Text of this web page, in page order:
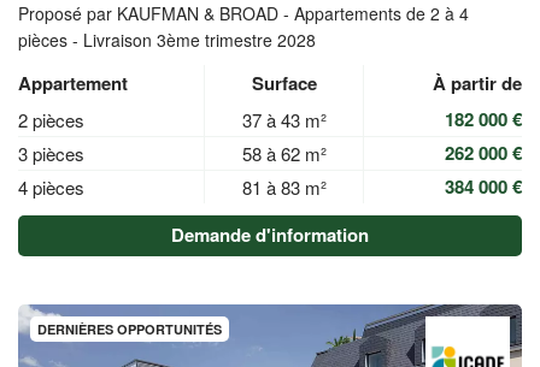
Proposé par KAUFMAN & BROAD - Appartements de 2 à 4
pièces - Livraison 3ème trimestre 2028
Appartement Surface À partir de
2 pièces 37 à 43 m² 182 000 €
3 pièces 58 à 62 m² 262 000 €
4 pièces 81 à 83 m²
384 000 €
Demande d'information
DERNIÈRES OPPORTUNITÉS